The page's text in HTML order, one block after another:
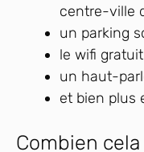
centre-ville
un parking
le wifi
un haut-
et bien plus
Combien